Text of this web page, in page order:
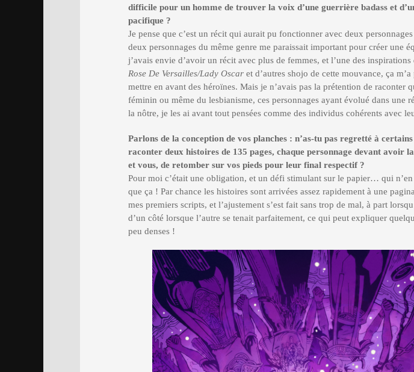
difficile pour un homme de trouver la voix d’une guerrière badass et
pacifique ?
Je pense que c’est un récit qui aurait pu fonctionner avec deux
deux personnages du même genre me paraissait important pour créer une
j’avais envie d’avoir un récit avec plus de femmes, et l’une des inspirations
Rose De Versailles/Lady Oscar et d’autres shojo de cette mouvance, ça
mettre en avant des héroïnes. Mais je n’avais pas la prétention de raconter
féminin ou même du lesbianisme, ces personnages ayant évolué dans une
la nôtre, je les ai avant tout pensées comme des individus cohérents avec
Parlons de la conception de vos planches : n’as-tu pas regretté à
raconter deux histoires de 135 pages, chaque personnage devant avoir
et vous, de retomber sur vos pieds pour leur final respectif ?
Pour moi c’était une obligation, et un défi stimulant sur le papier… qui n’en
que ça ! Par chance les histoires sont arrivées assez rapidement à une
mes premiers scripts, et l’ajustement s’est fait sans trop de mal, à part
d’un côté lorsque l’autre se tenait parfaitement, ce qui peut expliquer
peu denses !